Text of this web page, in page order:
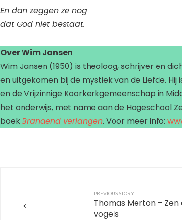
En dan zeggen ze nog
dat God niet bestaat.
Over Wim Jansen
Wim Jansen (1950) is theoloog, schrijver en
en uitgekomen bij de mystiek van de Liefde.
en de Vrijzinnige Koorkerkgemeenschap in
het onderwijs, met name aan de Hogeschool
boekBrandend verlangen. Voor meer info:
←
PREVIOUS STORY
Thomas Merton –
vogels